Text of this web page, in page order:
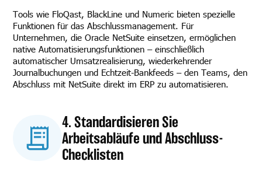
Tools wie FloQast, BlackLine und Numeric bieten spezielle
Funktionen für das Abschlussmanagement. Für
Unternehmen, die Oracle NetSuite einsetzen, ermöglichen
native Automatisierungsfunktionen – einschließlich
automatischer Umsatzrealisierung, wiederkehrender
Journalbuchungen und Echtzeit-Bankfeeds – den Teams, den
Abschluss mit NetSuite direkt im ERP zu automatisieren.
4. Standardisieren Sie
Arbeitsabläufe und Abschluss-
Checklisten